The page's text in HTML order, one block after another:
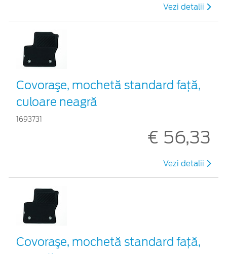
Vezi detalii
Covoraşe, mochetă standard faţă,
culoare neagră
1693731
€ 56,33
Vezi detalii
Covoraşe, mochetă standard faţă,